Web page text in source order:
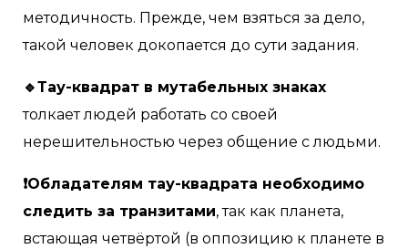
методичность. Прежде, чем взяться за дело,
такой человек докопается до сути задания.
🔹Тау-квадрат в мутабельных знаках
толкает людей работать со своей
нерешительностью через общение с людьми.
❗Обладателям тау-квадрата необходимо
следить за транзитами, так как планета,
встающая четвёртой (в оппозицию к планете в